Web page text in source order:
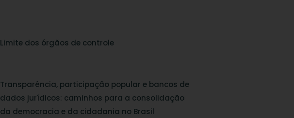
Limite dos órgãos de controle
Transparência, participação popular e bancos de
dados jurídicos: caminhos para a consolidação
da democracia e da cidadania no Brasil